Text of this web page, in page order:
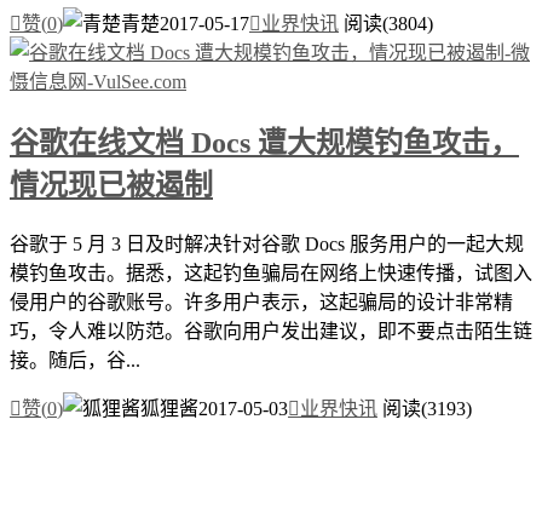
赞(0) 青楚2017-05-17业界快讯 阅读(3804)
谷歌在线文档 Docs 遭大规模钓鱼攻击，
情况现已被遏制
谷歌于 5 月 3 日及时解决针对谷歌 Docs 服务用户的一起大规
模钓鱼攻击。据悉，这起钓鱼骗局在网络上快速传播，试图入
侵用户的谷歌账号。许多用户表示，这起骗局的设计非常精
巧，令人难以防范。谷歌向用户发出建议，即不要点击陌生链
接。随后，谷...
赞(0) 狐狸酱2017-05-03业界快讯 阅读(3193)